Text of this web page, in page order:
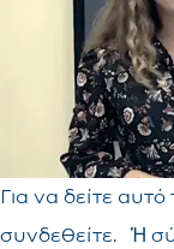
Για να δείτε
συνδεθείτε. Ἡ